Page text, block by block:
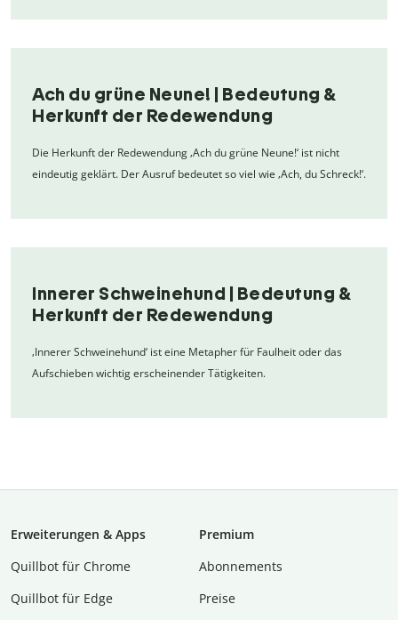
Ach du grüne Neune! | Bedeutung &
Herkunft der Redewendung
Die Herkunft der Redewendung ‚Ach du grüne Neune!‘ ist nicht
eindeutig geklärt. Der Ausruf bedeutet so viel wie ‚Ach, du Schreck!‘.
Innerer Schweinehund | Bedeutung &
Herkunft der Redewendung
‚Innerer Schweinehund‘ ist eine Metapher für Faulheit oder das
Aufschieben wichtig erscheinender Tätigkeiten.
Erweiterungen & Apps
Quillbot für Chrome
Quillbot für Edge
Premium
Abon­ne­ments
Preise